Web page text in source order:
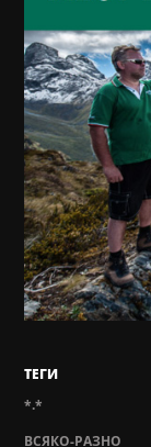
ТЕГИ
*.*
ВСЯКО-РАЗНО